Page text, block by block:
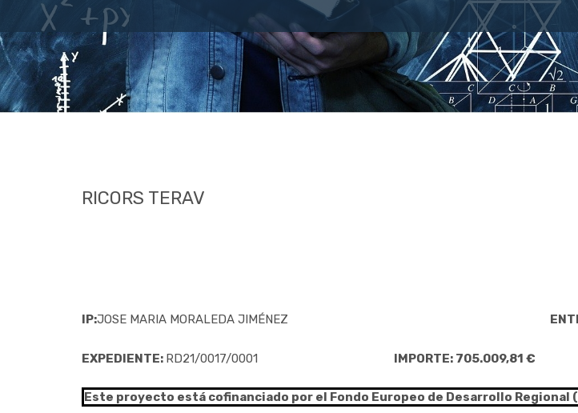
RICORS TERAV
IP:JOSE MARIA MORALEDA JIMÉNEZ
EXPEDIENTE: RD21/0017/0001 IMPORTE: 705.009,81 €
Este proyecto está cofinanciado por el Fondo Europeo de Desarrollo Regional